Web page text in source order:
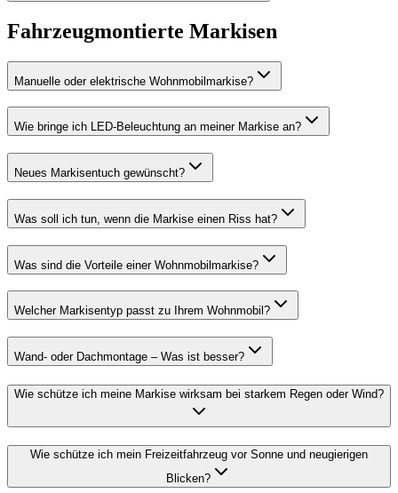
Fahrzeugmontierte Markisen
Manuelle oder elektrische Wohnmobilmarkise?
Wie bringe ich LED-Beleuchtung an meiner Markise an?
Neues Markisentuch gewünscht?
Was soll ich tun, wenn die Markise einen Riss hat?
Was sind die Vorteile einer Wohnmobilmarkise?
Welcher Markisentyp passt zu Ihrem Wohnmobil?
Wand- oder Dachmontage – Was ist besser?
Wie schütze ich meine Markise wirksam bei starkem Regen oder Wind?
Wie schütze ich mein Freizeitfahrzeug vor Sonne und neugierigen
Blicken?